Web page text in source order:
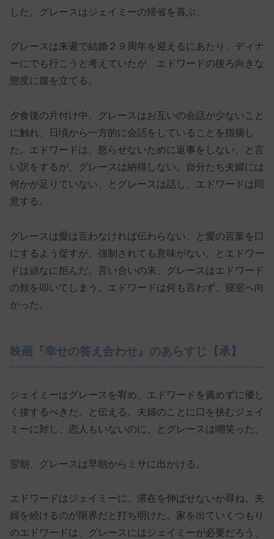
した。グレースはジェイミーの帰省を喜ぶ。
グレースは来週で結婚２９周年を迎えるにあたり、ディナ
ーにでも行こうと考えていたが、エドワードの後ろ向きな
態度に腹を立てる。
夕食後の片付け中、グレースはお互いの会話が少ないこと
に触れ、日頃から一方的に会話をしていることを指摘し
た。エドワードは、怒らせないために返事をしない、と言
い訳をするが、グレースは納得しない。自分たち夫婦には
何かが足りていない、とグレースは話し、エドワードは同
意する。
グレースは愛は言わなければ伝わらない、と愛の言葉を口
にするよう促すが、強制されても意味がない、とエドワー
ドは頑なに拒んだ。言い合いの末、グレースはエドワード
の頬を叩いてしまう。エドワードは何も言わず、寝室へ向
かった。
映画『幸せの答え合わせ』のあらすじ【承】
ジェイミーはグレースを宥め、エドワードを責めずに優し
く接するべきだ、と伝える。夫婦のことに口を挟むジェイ
ミーに対し、恋人もいないのに、とグレースは嘲笑った。
翌朝、グレースは早朝からミサに出かける。
エドワードはジェイミーに、滞在を伸ばせないか尋ね、夫
婦を続けるのが限界だと打ち明けた。家を出ていくつもり
のエドワードは、グレースにはジェイミーが必要だろう、